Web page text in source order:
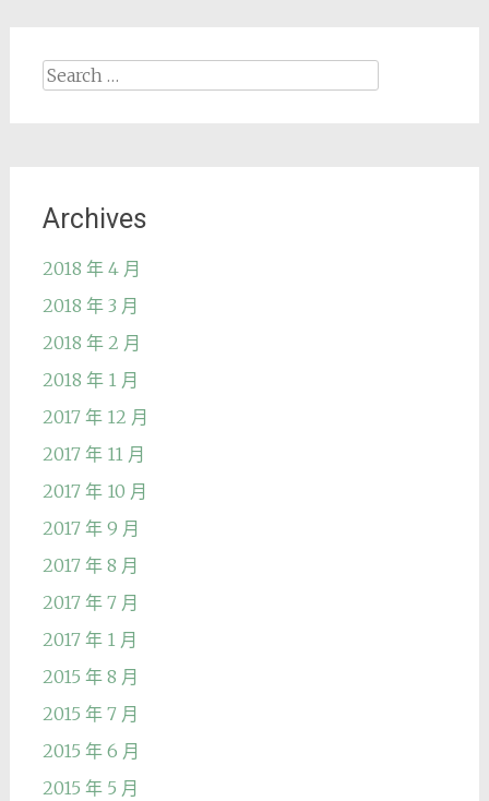
Search
Archives
2018 年 4 月
2018 年 3 月
2018 年 2 月
2018 年 1 月
2017 年 12 月
2017 年 11 月
2017 年 10 月
2017 年 9 月
2017 年 8 月
2017 年 7 月
2017 年 1 月
2015 年 8 月
2015 年 7 月
2015 年 6 月
2015 年 5 月